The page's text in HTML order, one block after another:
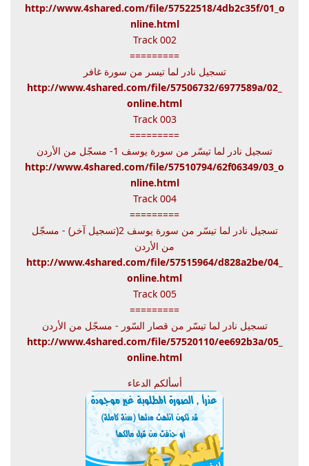
http://www.4shared.com/file/57522518/4db2c35f/01_o
nline.html
Track 002
=========
تسجيل نادر لما تيسر من سورة غافر
http://www.4shared.com/file/57506732/6977589a/02_
online.html
Track 003
=========
تسجيل نادر لما تيسّر من سورة يوسف 1- مسجّل من الأردن
http://www.4shared.com/file/57510794/62f06349/03_o
nline.html
Track 004
=========
تسجيل نادر لما تيسّر من سورة يوسف 2(تسجيل آخر) - مسجّل
من الأردن
http://www.4shared.com/file/57515964/d828a2be/04_
online.html
Track 005
=========
تسجيل نادر لما تيسّر من قصار السّور - مسجّل من الأردن
http://www.4shared.com/file/57520110/ee692b3a/05_
online.html
أسألكم الدعاء